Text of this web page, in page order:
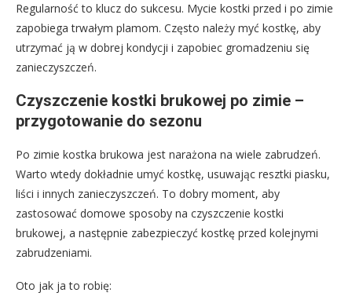
Regularność to klucz do sukcesu. Mycie kostki przed i po zimie
zapobiega trwałym plamom. Często należy myć kostkę, aby
utrzymać ją w dobrej kondycji i zapobiec gromadzeniu się
zanieczyszczeń.
Czyszczenie kostki brukowej po zimie –
przygotowanie do sezonu
Po zimie kostka brukowa jest narażona na wiele zabrudzeń.
Warto wtedy dokładnie umyć kostkę, usuwając resztki piasku,
liści i innych zanieczyszczeń. To dobry moment, aby
zastosować domowe sposoby na czyszczenie kostki
brukowej, a następnie zabezpieczyć kostkę przed kolejnymi
zabrudzeniami.
Oto jak ja to robię: